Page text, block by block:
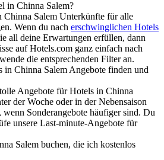
in Chinna Salem?
Salem Unterkünfte für alle
Wenn du nach erschwinglichen Hotels
all deine Erwartungen erfüllen, dann
auf Hotels.com ganz einfach nach
die entsprechenden Filter an.
in Chinna Salem Angebote finden und
Angebote für Hotels in Chinna
der Woche oder in der Nebensaison
wenn Sonderangebote häufiger sind. Du
unsere Last-minute-Angebote für
Salem buchen, die ich kostenlos